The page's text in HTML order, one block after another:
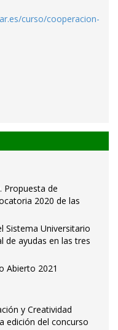
curso/cooperacion-
Propuesta de
2020 de las
Sistema Universitario
de ayudas en las tres
Abierto 2021
y Creatividad
edición del concurso